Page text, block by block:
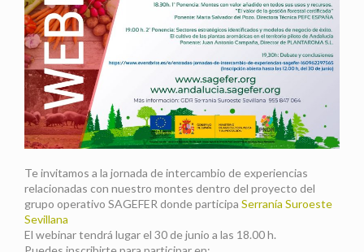
Te invitamos a la jornada de intercambio de experiencias
relacionadas con nuestro montes dentro del proyecto del
grupo operativo SAGEFER donde participa Serranía Suroeste
Sevillana
El webinar tendrá lugar el 30 de junio a las 18.00 h.